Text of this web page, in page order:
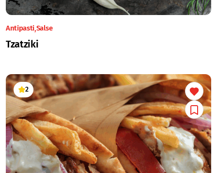
Antipasti Salse
Tzatziki
2